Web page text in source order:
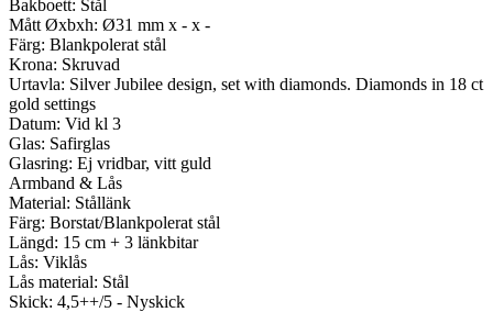
Bakboett: Stål
Mått Øxbxh: Ø31 mm x - x -
Färg: Blankpolerat stål
Krona: Skruvad
Urtavla: Silver Jubilee design, set with diamonds. Diamonds in 18 ct
gold settings
Datum: Vid kl 3
Glas: Safirglas
Glasring: Ej vridbar, vitt guld
Armband & Lås
Material: Stållänk
Färg: Borstat/Blankpolerat stål
Längd: 15 cm + 3 länkbitar
Lås: Viklås
Lås material: Stål
Skick: 4,5++/5 - Nyskick